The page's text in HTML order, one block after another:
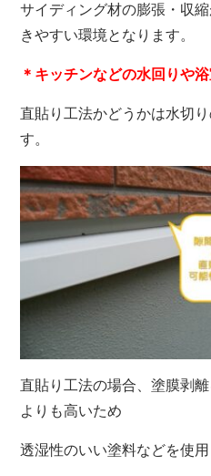
サイディング材の膨張・収
きやすい環境となります。
＊キッチンなどの水回りや浴
直貼り工法かどうかは水切
す。
直貼り工法の場合、塗膜剥
よりも高いため
透湿性のいい塗料などを使用